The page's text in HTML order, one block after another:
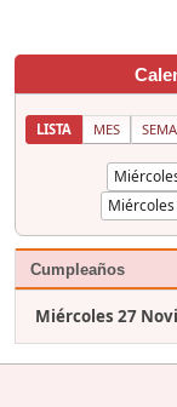
LISTA MES
Cumpleaños
Miércoles 27